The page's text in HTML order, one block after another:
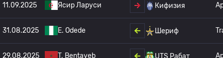
11.09.2025 Ясир Ларуси Кифизия
31.08.2025 E. Odede Шериф
29.08.2025 T. Bentayeb UTS Рабат